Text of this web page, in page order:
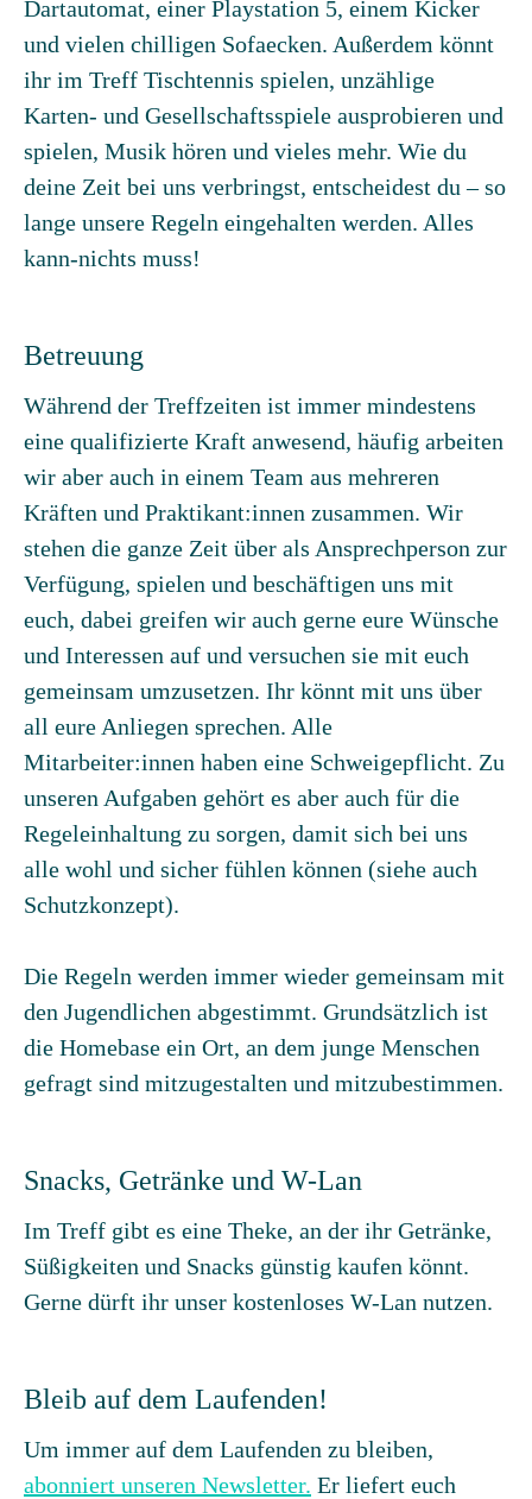
Dartautomat, einer Playstation 5, einem Kicker
und vielen chilligen Sofaecken. Außerdem könnt
ihr im Treff Tischtennis spielen, unzählige
Karten- und Gesellschaftsspiele ausprobieren und
spielen, Musik hören und vieles mehr. Wie du
deine Zeit bei uns verbringst, entscheidest du – so
lange unsere Regeln eingehalten werden. Alles
kann-nichts muss!
Betreuung
Während der Treffzeiten ist immer mindestens
eine qualifizierte Kraft anwesend, häufig arbeiten
wir aber auch in einem Team aus mehreren
Kräften und Praktikant:innen zusammen. Wir
stehen die ganze Zeit über als Ansprechperson zur
Verfügung, spielen und beschäftigen uns mit
euch, dabei greifen wir auch gerne eure Wünsche
und Interessen auf und versuchen sie mit euch
gemeinsam umzusetzen. Ihr könnt mit uns über
all eure Anliegen sprechen. Alle
Mitarbeiter:innen haben eine Schweigepflicht. Zu
unseren Aufgaben gehört es aber auch für die
Regeleinhaltung zu sorgen, damit sich bei uns
alle wohl und sicher fühlen können (siehe auch
Schutzkonzept).
Die Regeln werden immer wieder gemeinsam mit
den Jugendlichen abgestimmt. Grundsätzlich ist
die Homebase ein Ort, an dem junge Menschen
gefragt sind mitzugestalten und mitzubestimmen.
Snacks, Getränke und W-Lan
Im Treff gibt es eine Theke, an der ihr Getränke,
Süßigkeiten und Snacks günstig kaufen könnt.
Gerne dürft ihr unser kostenloses W-Lan nutzen.
Bleib auf dem Laufenden!
Um immer auf dem Laufenden zu bleiben,
abonniert unseren Newsletter. Er liefert euch